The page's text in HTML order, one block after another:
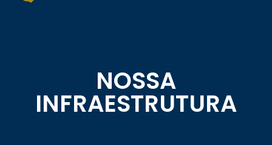
NOSSA
INFRAESTRUTURA